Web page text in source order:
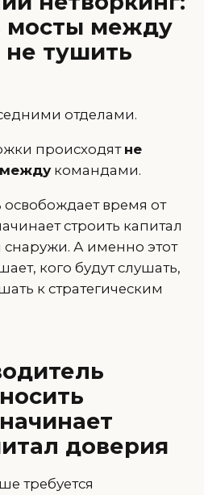
мосты между
не тушить
отделами.
происходят не
междукомандами.
освобождает время от
строить капитал
А именно этот
кого будут слушать,
к стратегическим
доверия
требуется